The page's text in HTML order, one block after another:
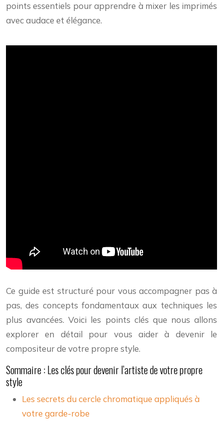
points essentiels pour apprendre à mixer les imprimés
avec audace et élégance.
Ce guide est structuré pour vous accompagner pas à
pas, des concepts fondamentaux aux techniques les
plus avancées. Voici les points clés que nous allons
explorer en détail pour vous aider à devenir le
compositeur de votre propre style.
Sommaire : Les clés pour devenir l’artiste de votre propre
style
Les secrets du cercle chromatique appliqués à
votre garde-robe